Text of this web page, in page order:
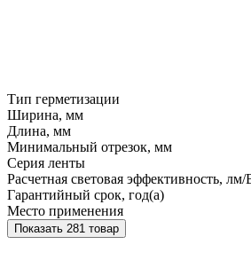
Тип герметизации
Ширина, мм
Длина, мм
Минимальный отрезок, мм
Серия ленты
Расчетная световая эффективность, лм/
Гарантийный срок, год(а)
Место применения
Показать 281 товар